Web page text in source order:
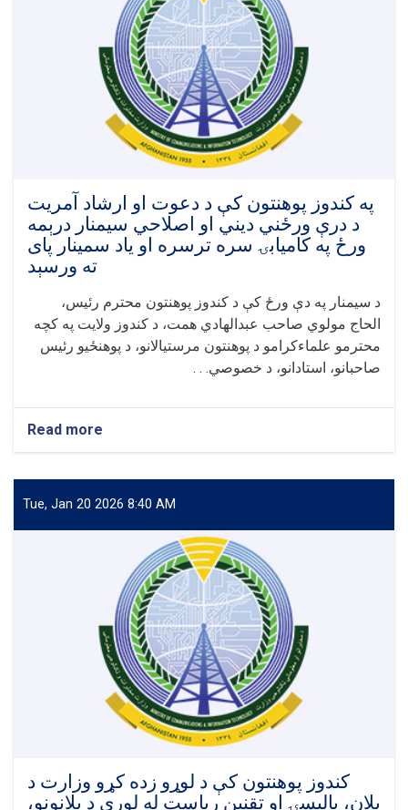
معاونیت
کې
اداري
شورا
ناسته
ترسره
شوه
په کندوز پوهنتون کې د دعوت او ارشاد آمریت
د درې ورځني دیني او اصلاحي سیمنار درېمه
ورځ په کامیابۍ سره ترسره او یاد سمینار پای
ته ورسېد
د سیمنار په دې ورځ کې د کندوز پوهنتون محترم رئیس،
الحاج مولوي صاحب عبدالهادي همت، د کندوز ولایت په کچه
محترمو علماءکرامو د پوهنتون مرستیالانو، د پوهنځیو رئیس
صاحبانو، استادانو، د خصوصي. . .
Read more
په
پوهنتون
کې
ارشاد
آمریت
درې
ورځني
دیني
او
اصلاحي
سیمنار
کامیابۍ
Tue, Jan 20 2026 8:40 AM
کندوز پوهنتون کې د لوړو زده کړو وزارت د
پلان، پالیسۍ او تقنین ریاست له لوري د پلانونو،